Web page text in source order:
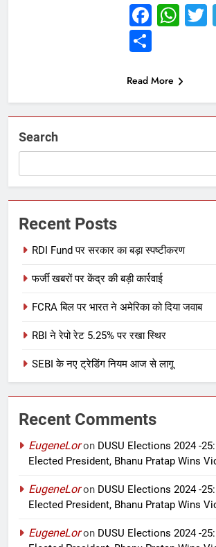
Share
Read More
Search
Recent Posts
RDI Fund पर सरकार का बड़ा स्पष्टीकरण
फर्जी खबरों पर केंद्र की बड़ी कार्रवाई
FCRA बिल पर भारत ने अमेरिका को दिया जवाब
RBI ने रेपो रेट 5.25% पर रखा स्थिर
SEBI के नए ट्रेडिंग नियम आज से लागू
Recent Comments
EugeneLoron DUSU Elections 2024 -
Elected President, Bhanu Pratap Wins
EugeneLoron DUSU Elections 2024 -
Elected President, Bhanu Pratap Wins
EugeneLoron DUSU Elections 2024 -